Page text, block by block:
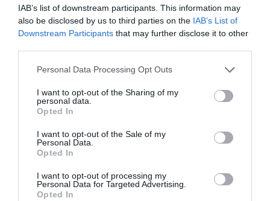
IAB’s list of downstream participants. This information may
also be disclosed by us to third parties on the IAB’s List of
Downstream Participants that may further disclose it to other
Please note that this website/app uses one or more Google
not limited to your visit or usage behaviour. You may click to
grant or deny consent to Google and its third-party tags to
use your data for below specified purposes in below Google
consent section.
Personal Data Processing Opt Outs
I want to opt-out of the Sharing of my
personal data.
Opted In
I want to opt-out of the Sale of my
Personal Data.
Opted In
I want to opt-out of processing my
Personal Data for Targeted Advertising.
Opted In
SOKKAL DRÁMAIBB, MINT A
NYUGODT
EUKALIPTUSZRÁGCSÁLÁS
SZÍNES HALAKBÓL ÁLL: MOST
500 EDDIG ISMERETLEN
LAKÓJÁT MUTATTA MEG